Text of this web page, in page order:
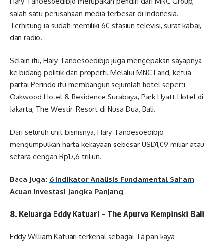
salah satu perusahaan media terbesar di Indonesia.
Terhitung ia sudah memiliki 60 stasiun televisi, surat kabar,
dan radio.
Selain itu, Hary Tanoesoedibjo juga mengepakan sayapnya
ke bidang politik dan properti. Melalui MNC Land, ketua
partai Perindo itu membangun sejumlah hotel seperti
Oakwood Hotel & Residence Surabaya, Park Hyatt Hotel di
Jakarta, The Westin Resort di Nusa Dua, Bali.
Dari seluruh unit bisnisnya, Hary Tanoesoedibjo
mengumpulkan harta kekayaan sebesar USD1,09 miliar atau
setara dengan Rp17,6 triliun.
Baca Juga: 6 Indikator Analisis Fundamental Saham
Acuan Investasi Jangka Panjang
8. Keluarga Eddy Katuari – The Apurva Kempinski Bali
Eddy William Katuari terkenal sebagai Taipan kaya